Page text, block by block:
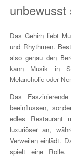
unbewusst
Das Gehirn liebt
und Rhythmen.
also genau den
kann Musik in
Melancholie oder
Das
beeinflussen,
edles Restaurant
luxuriöser an,
Verweilen einlädt.
spielt eine Rolle.